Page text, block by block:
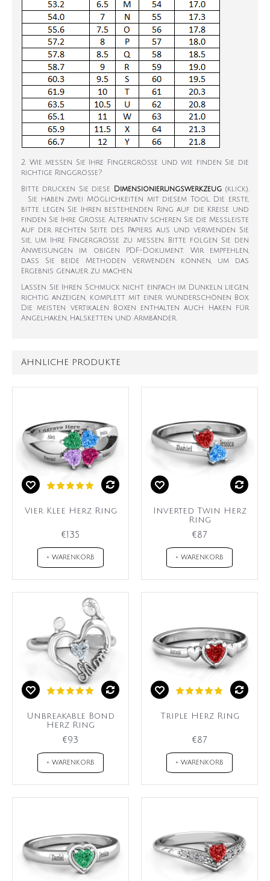
2. Wie messen Sie Ihre Fingergröße und wie finden Sie die
richtige Ringgröße?
Bitte drucken Sie diese Dimensionierungswerkzeug (klick).
Sie haben zwei Möglichkeiten mit diesem Tool. Die erste,
bitte legen Sie Ihren bestehenden Ring auf die Kreise und
finden Sie Ihre Größe. Alternativ scheren Sie die Messleiste
auf der rechten Seite des Papiers aus und verwenden Sie
sie, um Ihre Fingergröße zu messen. Bitte folgen Sie den
Anweisungen im obigen PDF-Dokument. Wir empfehlen,
dass Sie beide Methoden verwenden können, um das
Ergebnis genauer zu machen.
Lassen Sie Ihren Schmuck nicht einfach im Dunkeln liegen.
richtig anzeigen, komplett mit einer wunderschönen Box.
Die meisten vertikalen Boxen enthalten auch Haken für
Angelhaken, Halsketten und Armbänder.
ÄHNLICHE PRODUKTE
Vier Klee Herz Ring
€135
+ WARENKORB
Inverted Twin Herz
Ring
€87
+ WARENKORB
Unbreakable Bond
Herz Ring
€93
+ WARENKORB
Triple Herz Ring
€87
+ WARENKORB